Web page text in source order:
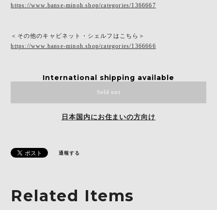
https://www.banse-minoh.shop/categories/1366667
＜その他のキャビネット・シェルフはこちら＞
https://www.banse-minoh.shop/categories/1366666
International shipping available
Sold out
日本国内にお住まいの方向け
通報する
Related Items